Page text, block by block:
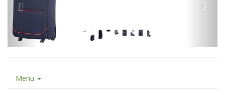
Menu